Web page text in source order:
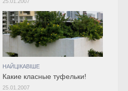
НАЙЦІКАВІШЕ
Какие класные туфельки!
25.01.2007